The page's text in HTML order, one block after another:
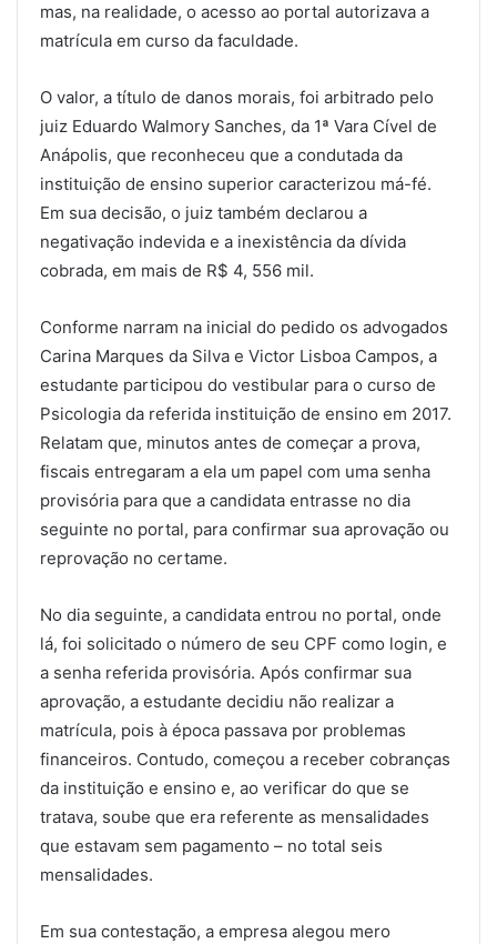
mas, na realidade, o acesso ao portal autorizava a
matrícula em curso da faculdade.
O valor, a título de danos morais, foi arbitrado pelo
juiz Eduardo Walmory Sanches, da 1ª Vara Cível de
Anápolis, que reconheceu que a condutada da
instituição de ensino superior caracterizou má-fé.
Em sua decisão, o juiz também declarou a
negativação indevida e a inexistência da dívida
cobrada, em mais de R$ 4, 556 mil.
Conforme narram na inicial do pedido os advogados
Carina Marques da Silva e Victor Lisboa Campos, a
estudante participou do vestibular para o curso de
Psicologia da referida instituição de ensino em 2017.
Relatam que, minutos antes de começar a prova,
fiscais entregaram a ela um papel com uma senha
provisória para que a candidata entrasse no dia
seguinte no portal, para confirmar sua aprovação ou
reprovação no certame.
No dia seguinte, a candidata entrou no portal, onde
lá, foi solicitado o número de seu CPF como login, e
a senha referida provisória. Após confirmar sua
aprovação, a estudante decidiu não realizar a
matrícula, pois à época passava por problemas
financeiros. Contudo, começou a receber cobranças
da instituição e ensino e, ao verificar do que se
tratava, soube que era referente as mensalidades
que estavam sem pagamento – no total seis
mensalidades.
Em sua contestação, a empresa alegou mero